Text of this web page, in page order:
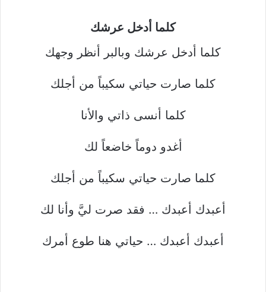
كلما أدخل عرشك
كلما أدخل عرشك وبالبر أنظر وجهك
كلما صارت حياتي سكيباً من أجلك
كلما أنسى ذاتي والأنا
أغدو دوماً خاضعاً لك
كلما صارت حياتي سكيباً من أجلك
أعبدك أعبدك … فقد صرت ليَّ وأنا لك
أعبدك أعبدك … حياتي هنا طوع أمرك